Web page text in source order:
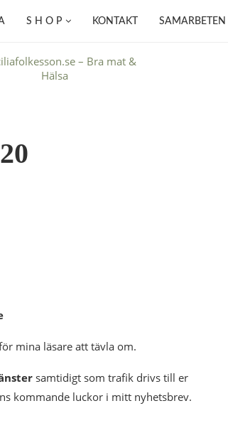
S H O P KONTAKT SAMARBETEN
mina läsare att tävla om.
samtidigt som trafik drivs till er
kommande luckor i mitt nyhetsbrev.